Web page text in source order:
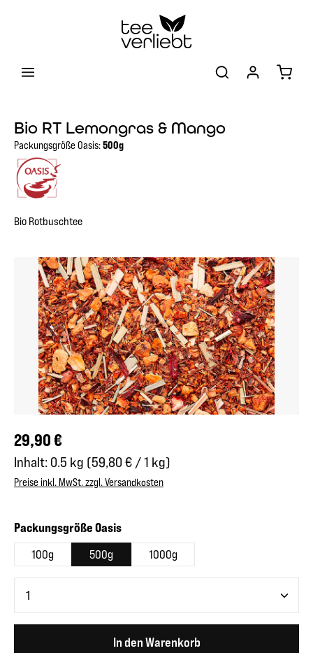
Bio RT Lemongras & Mango
Packungsgröße Oasis:500g
Bio Rotbuschtee
Bildergalerie überspringen
Regulärer Preis:
29,90 €
Inhalt: 0.5 kg (59,80 € / 1 kg)
Preise inkl. MwSt. zzgl. Versandkosten
Packungsgröße Oasisauswählen
100g 500g 1000g
In den Warenkorb